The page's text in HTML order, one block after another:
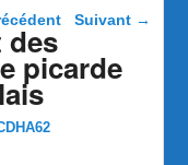
dans les
Suivant →
des
picarde